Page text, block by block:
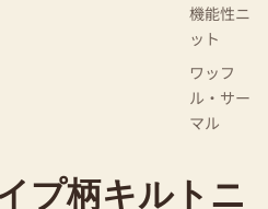
機能性ニ
ット
ワッフ
ル・サー
マル
プ柄キルトニ